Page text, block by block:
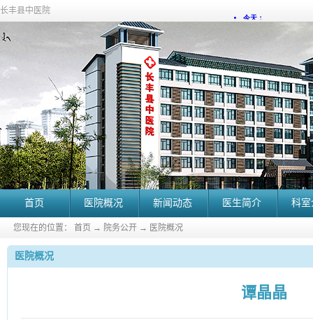
长丰县中医院
首页 医院概况 新闻动态 医生简介 科
您现在的位置： 首页 → 院务公开 → 医院概况
医院概况
谭晶晶